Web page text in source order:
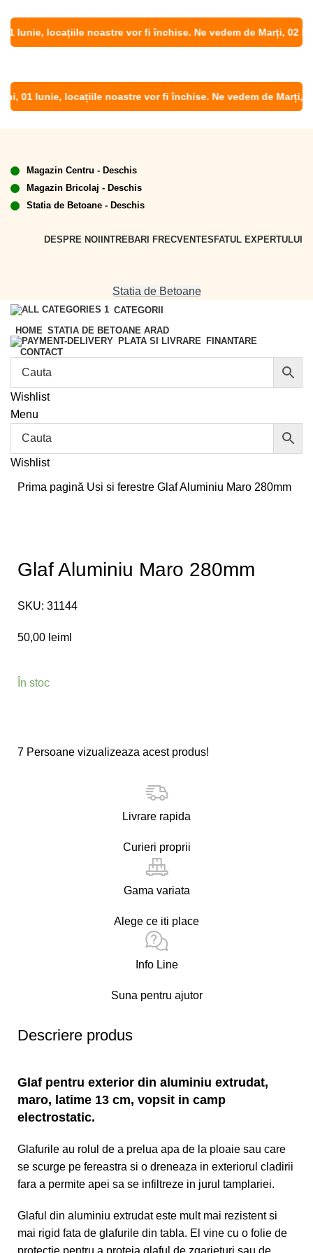
Iunie, locațiile noastre vor fi închise. Ne vedem de Marți, 02
01 Iunie, locațiile noastre vor fi închise. Ne vedem de Marți, 02
Magazin Centru - Deschis
Magazin Bricolaj - Deschis
Statia de Betoane - Deschis
DESPRE NOI INTREBARI FRECVENTESFATUL EXPERTULUI
Statia de Betoane
CATEGORII
HOME STATIA DE BETOANE ARAD
PLATA SI LIVRARE FINANTARE
CONTACT
Wishlist
Menu
Wishlist
Prima pagină Usi si ferestre Glaf Aluminiu Maro 280mm
Glaf Aluminiu Maro 280mm
SKU: 31144
50,00 leiml
În stoc
7 Persoane vizualizeaza acest produs!
Livrare rapida
Curieri proprii
Gama variata
Alege ce iti place
Info Line
Suna pentru ajutor
Descriere produs
Glaf pentru exterior din aluminiu extrudat,
maro, latime 13 cm, vopsit in camp
electrostatic.
Glafurile au rolul de a prelua apa de la ploaie sau care
se scurge pe fereastra si o dreneaza in exteriorul cladirii
fara a permite apei sa se infiltreze in jurul tamplariei.
Glaful din aluminiu extrudat este mult mai rezistent si
mai rigid fata de glafurile din tabla. El vine cu o folie de
protectie pentru a proteja glaful de zgarieturi sau de